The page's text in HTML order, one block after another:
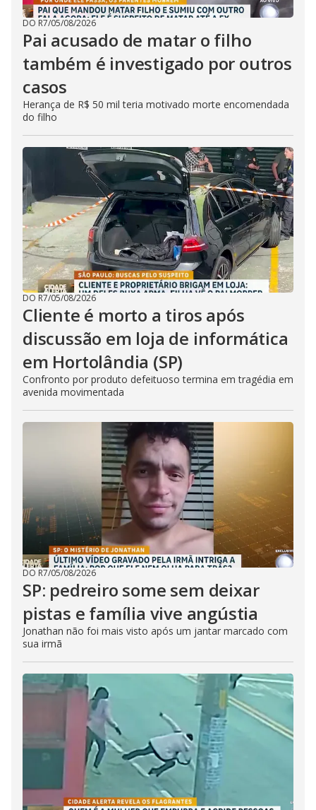
DO R7/05/08/2026
Pai acusado de matar o filho
também é investigado por outros
casos
Herança de R$ 50 mil teria motivado morte encomendada
do filho
DO R7/05/08/2026
Cliente é morto a tiros após
discussão em loja de informática
em Hortolândia (SP)
Confronto por produto defeituoso termina em tragédia em
avenida movimentada
DO R7/05/08/2026
SP: pedreiro some sem deixar
pistas e família vive angústia
Jonathan não foi mais visto após um jantar marcado com
sua irmã